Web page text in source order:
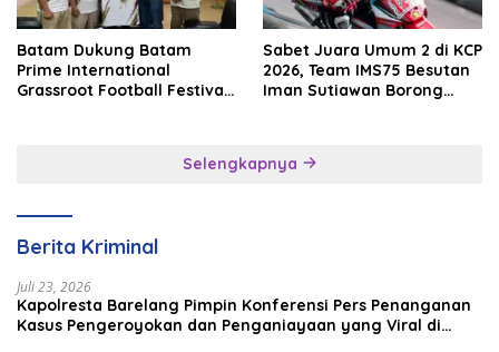
Batam Dukung Batam
Prime International
Grassroot Football Festival
Sabet Juara Umum 2 di KCP
2026, Team IMS75 Besutan
Iman Sutiawan Borong
Selengkapnya
Berita Kriminal
Juli 23, 2026
Kapolresta Barelang Pimpin Konferensi Pers Penanganan
Kasus Pengeroyokan dan Penganiayaan yang Viral di